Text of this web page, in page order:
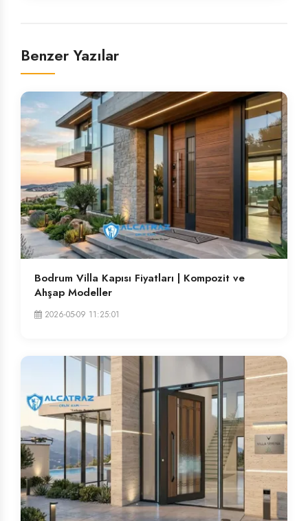
Benzer Yazılar
Bodrum Villa Kapısı Fiyatları | Kompozit ve
Ahşap Modeller
2026-05-09 11:25:01